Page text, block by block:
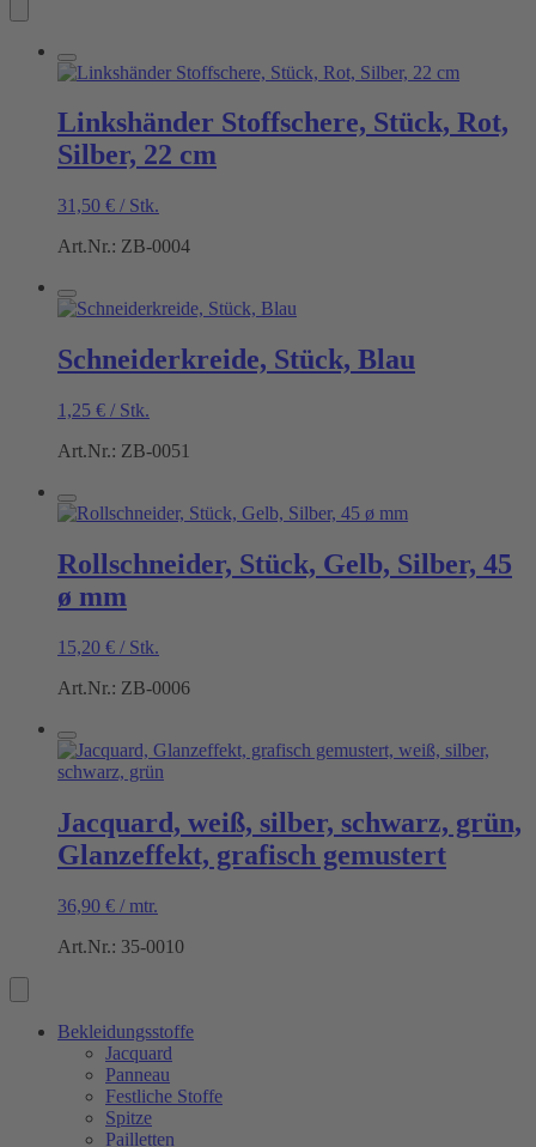
Linkshänder Stoffschere, Stück, Rot,
Silber, 22 cm
31,50 € / Stk.
Art.Nr.: ZB-0004
Schneiderkreide, Stück, Blau
1,25 € / Stk.
Art.Nr.: ZB-0051
Rollschneider, Stück, Gelb, Silber, 45
ø mm
15,20 € / Stk.
Art.Nr.: ZB-0006
Jacquard, weiß, silber, schwarz, grün,
Glanzeffekt, grafisch gemustert
36,90 € / mtr.
Art.Nr.: 35-0010
Bekleidungsstoffe
Jacquard
Panneau
Festliche Stoffe
Spitze
Pailletten